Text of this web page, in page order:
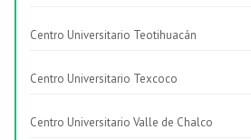
Centro Universitario Teotihuacán
Centro Universitario Texcoco
Centro Universitario Valle de Chalco